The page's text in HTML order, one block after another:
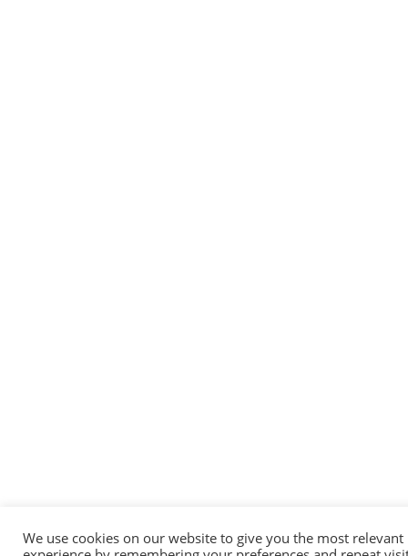
We use cookies on our website to give you the most relevant